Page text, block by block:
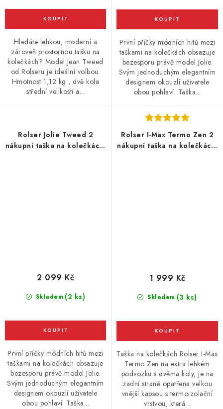
Hledáte lehkou, moderní a
zároveň prostornou tašku na
kolečkách? Model Jean Tweed
od Rolseru je ideální volbou.
Hmotnost 1,12 kg , dvě kola
střední velikosti a...
První příčky módních hitů mezi
taškami na kolečkách obsazuje
bezesporu právě model Jolie.
Svým jednoduchým elegantním
designem okouzlí uživatele
obou pohlaví. Taška...
Rolser Jolie Tweed 2
nákupní taška na kolečkách,
Skladem (2 ks)
2 099 Kč
První příčky módních hitů mezi
taškami na kolečkách obsazuje
bezesporu právě model Jolie.
Svým jednoduchým elegantním
designem okouzlí uživatele
obou pohlaví. Taška...
Rolser I-Max Termo Zen 2
nákupní taška na kolečkách,
Skladem (3 ks)
1 999 Kč
Taška na kolečkách Rolser I-Max
Termo Zen na extra lehkém
podvozku s dvěma koly, je na
zadní straně opatřena velkou
vnější kapsou s termoizolační
vrstvou, která...